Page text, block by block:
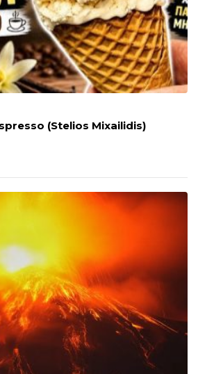
(Stelios Mixailidis)